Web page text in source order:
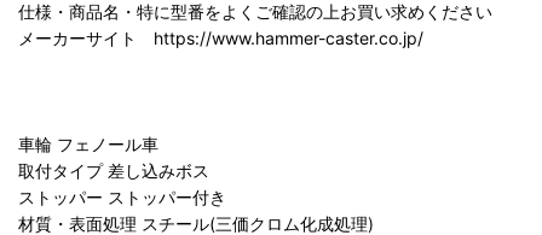
仕様・商品名・特に型番をよくご確認の上お買い求めください
メーカーサイト https://www.hammer-caster.co.jp/
車輪 フェノール車
取付タイプ 差し込みボス
ストッパー ストッパー付き
材質・表面処理 スチール(三価クロム化成処理)